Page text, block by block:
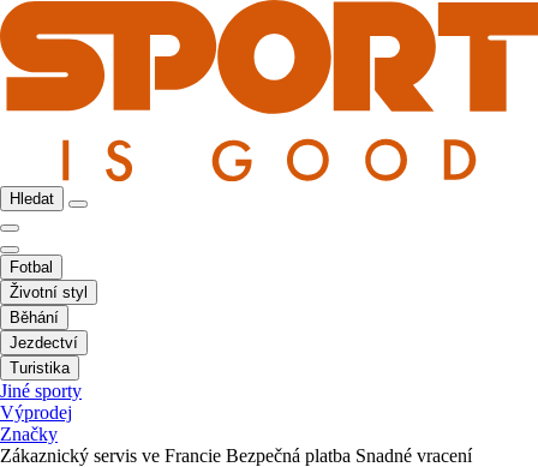
Hledat
Fotbal
Životní styl
Běhání
Jezdectví
Turistika
Jiné sporty
Výprodej
Značky
Zákaznický servis ve Francie Bezpečná platba Snadné vracení